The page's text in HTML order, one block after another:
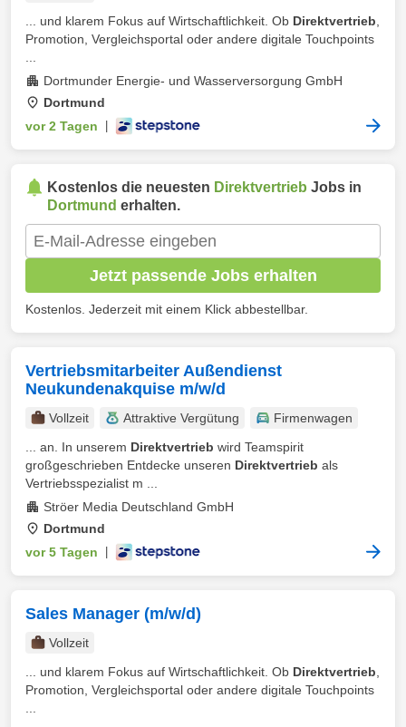
... und klarem Fokus auf Wirtschaftlichkeit. Ob Direktvertrieb
Promotion, Vergleichsportal oder andere digitale Touchpoints
Dortmunder Energie- und Wasserversorgung GmbH
Dortmund
vor 2 Tagen
Kostenlos die neuesten Direktvertrieb Jobs in
Dortmund erhalten.
Jetzt passende Jobs erhalten
Kostenlos. Jederzeit mit einem Klick abbestellbar.
Vertriebsmitarbeiter Außendienst
Neukundenakquise m/w/d
Vollzeit Attraktive Vergütung
Firmenwagen
... an. In unserem Direktvertrieb wird Teamspirit
großgeschrieben Entdecke unseren Direktvertrieb als
Vertriebsspezialist m ...
Ströer Media Deutschland GmbH
Dortmund
vor 5 Tagen
Sales Manager (m/w/d)
Vollzeit
... und klarem Fokus auf Wirtschaftlichkeit. Ob Direktvertrieb
Promotion, Vergleichsportal oder andere digitale Touchpoints